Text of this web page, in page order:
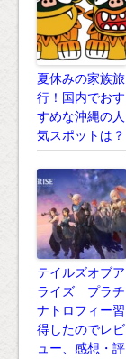
夏休みの家族旅
行！国内でおす
すめな沖縄の人
気スポットは？
テイルズオブア
ライズ プラチ
ナトロフィー習
得したのでレビ
ュー、感想・評